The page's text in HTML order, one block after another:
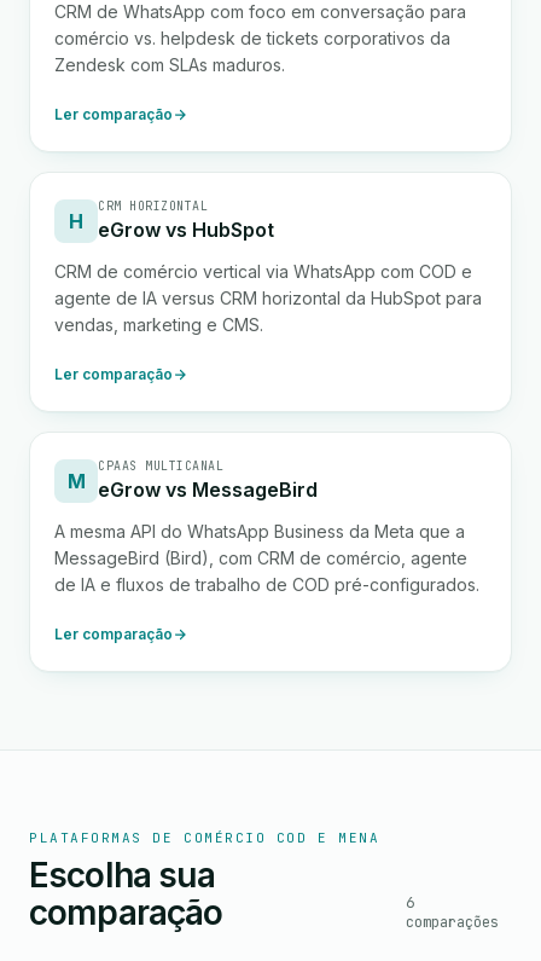
CRM de WhatsApp com foco em conversação para
comércio vs. helpdesk de tickets corporativos da
Zendesk com SLAs maduros.
Ler comparação
H
CRM HORIZONTAL
eGrow vs HubSpot
CRM de comércio vertical via WhatsApp com COD e
agente de IA versus CRM horizontal da HubSpot para
vendas, marketing e CMS.
Ler comparação
M
CPAAS MULTICANAL
eGrow vs MessageBird
A mesma API do WhatsApp Business da Meta que a
MessageBird (Bird), com CRM de comércio, agente
de IA e fluxos de trabalho de COD pré-configurados.
Ler comparação
PLATAFORMAS DE COMÉRCIO COD E MENA
Escolha sua
comparação
6
comparações